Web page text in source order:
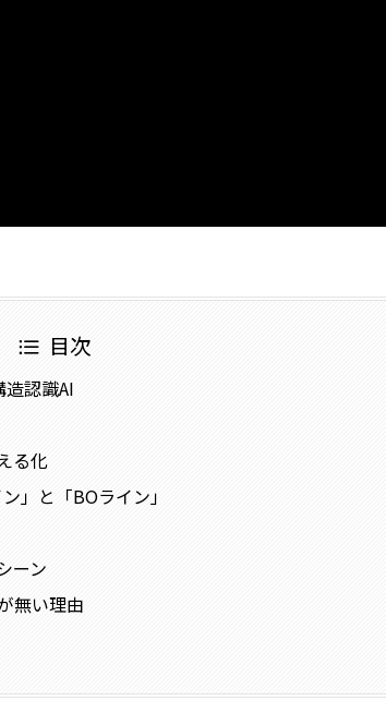
目次
造認識AI
る化
」と「BOライン」
ーン
無い理由